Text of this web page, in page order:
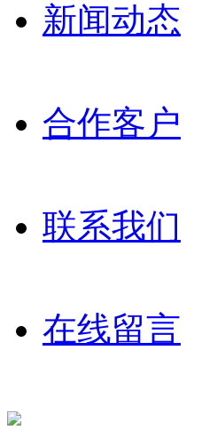
新闻动态
合作客户
联系我们
在线留言